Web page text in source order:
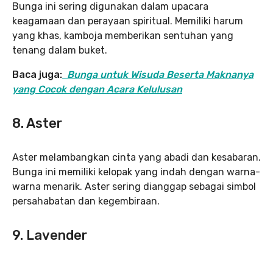
Bunga ini sering digunakan dalam upacara
keagamaan dan perayaan spiritual. Memiliki harum
yang khas, kamboja memberikan sentuhan yang
tenang dalam buket.
Baca juga: Bunga untuk Wisuda Beserta Maknanya
yang Cocok dengan Acara Kelulusan
8. Aster
Aster melambangkan cinta yang abadi dan kesabaran.
Bunga ini memiliki kelopak yang indah dengan warna-
warna menarik. Aster sering dianggap sebagai simbol
persahabatan dan kegembiraan.
9. Lavender